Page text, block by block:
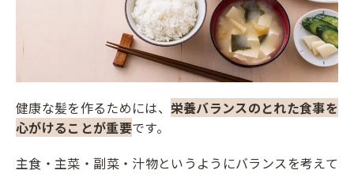
健康な髪を作るためには、 栄養バランスのとれた食事を
心がけることが重要です。
主食・主菜・副菜・汁物というようにバランスを考えて